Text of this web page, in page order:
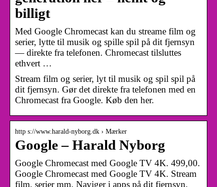
billigt
Med Google Chromecast kan du streame film og
serier, lytte til musik og spille spil på dit fjernsyn
— direkte fra telefonen. Chromecast tilsluttes
ethvert …
Stream film og serier, lyt til musik og spil spil på
dit fjernsyn. Gør det direkte fra telefonen med en
Chromecast fra Google. Køb den her.
http s://www.harald-nyborg.dk › Mærker
Google – Harald Nyborg
Google Chromecast med Google TV 4K. 499,00.
Google Chromecast med Google TV 4K. Stream
film, serier mm. Naviger i apps på dit fjernsyn.